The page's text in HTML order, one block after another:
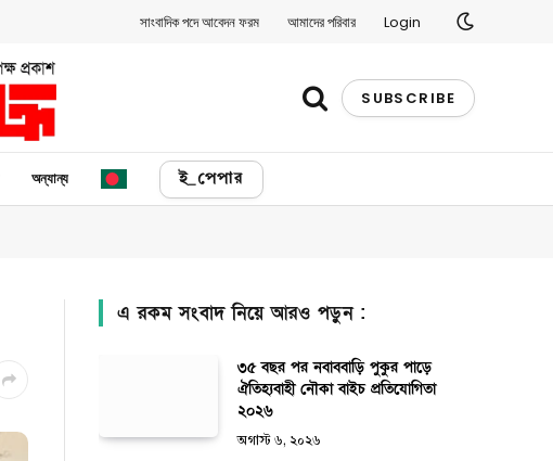
সাংবাদিক পদে আবেদন ফরম আমাদের পরিবার Login
SUBSCRIBE
অন্যান্য ই_পেপার
এ রকম সংবাদ নিয়ে আরও পড়ুন :
৩৫ বছর পর নবাববাড়ি পুকুর পাড়ে
ঐতিহ্যবাহী নৌকা বাইচ প্রতিযোগিতা
২০২৬
অগাস্ট ৬, ২০২৬